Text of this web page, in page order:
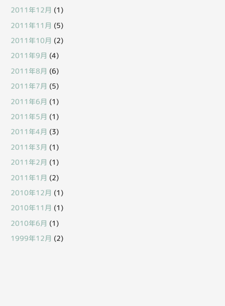
2011年12月 (1)
2011年11月 (5)
2011年10月 (2)
2011年9月 (4)
2011年8月 (6)
2011年7月 (5)
2011年6月 (1)
2011年5月 (1)
2011年4月 (3)
2011年3月 (1)
2011年2月 (1)
2011年1月 (2)
2010年12月 (1)
2010年11月 (1)
2010年6月 (1)
1999年12月 (2)